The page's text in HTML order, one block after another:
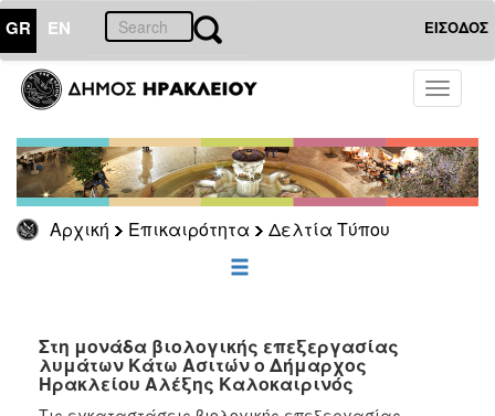
GR EN ΕΙΣΟΔΟΣ
Toggle
Αρχική Επικαιρότητα Δελτία Τύπου
ΕΠΙΚΑΙΡΟΤΗΤΑ
Τύπου
Αρχείο
ΕΠΙΣΚΕΠΤΗΣ
ΗΡΑΚΛΕΙΟ
Στη μονάδα βιολογικής επεξεργασίας
λυμάτων Κάτω Ασιτών ο Δήμαρχος
Ηρακλείου Αλέξης Καλοκαιρινός